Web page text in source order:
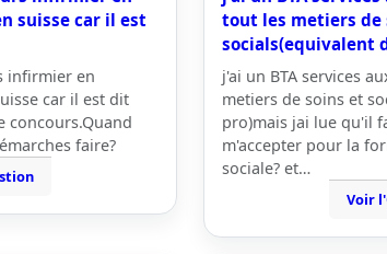
suisse car il est
infirmier en
car il est dit
concours.Quand
faire?
tout les metiers de
socials(equivalent
j'ai un BTA services
metiers de soins et
pro)mais jai lue qu'il
m'accepter pour la
sociale? et…
Voir